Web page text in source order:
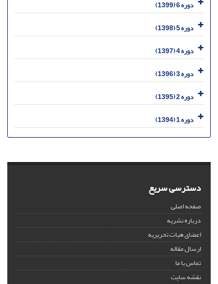
دوره 6 (1399)
دوره 5 (1398)
دوره 4 (1397)
دوره 3 (1396)
دوره 2 (1395)
دوره 1 (1394)
دسترسی سریع
صفحه اصلی
درباره نشریه
اعضای هیات تحریریه
ارسال مقاله
تماس با ما
نقشه سایت